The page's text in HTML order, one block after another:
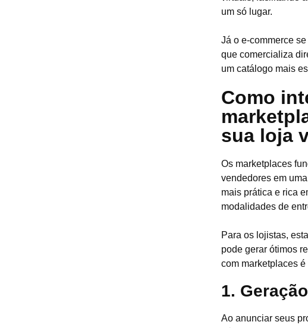
um só lugar.
Já o e-commerce
que comercializa
um catálogo mais
Como
sua loja
Os marketplaces
vendedores em
mais prática e rica
modalidades de
Para os lojistas,
pode gerar ótimos
com marketplaces
1.
Ao anunciar seus